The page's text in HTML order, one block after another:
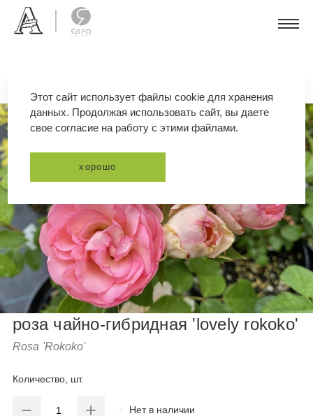
роза чайно-гибридная 'lovely rokoko'
Rosa 'Rokoko'
Количество, шт.
Нет в наличии
Этот сайт использует файлы cookie для хранения
данных. Продолжая использовать сайт, вы даете
свое согласие на работу с этими файлами.
хорошо